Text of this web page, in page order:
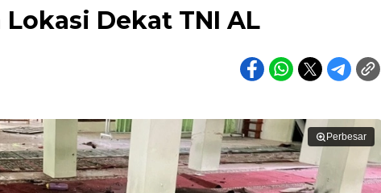
Dekat TNI AL
Perbesar